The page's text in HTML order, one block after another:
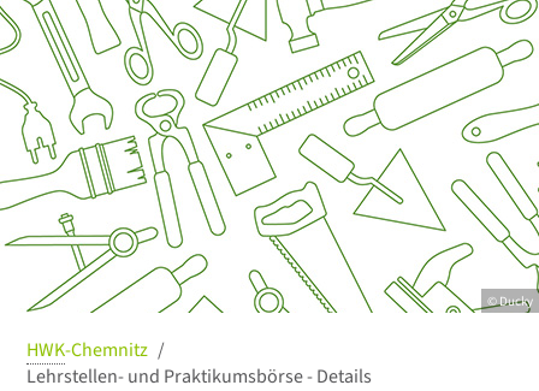
© Ducky
HWK-Chemnitz
Lehrstellen- und Praktikumsbörse - Details